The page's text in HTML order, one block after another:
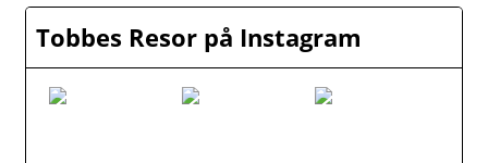
Tobbes Resor på Instagram